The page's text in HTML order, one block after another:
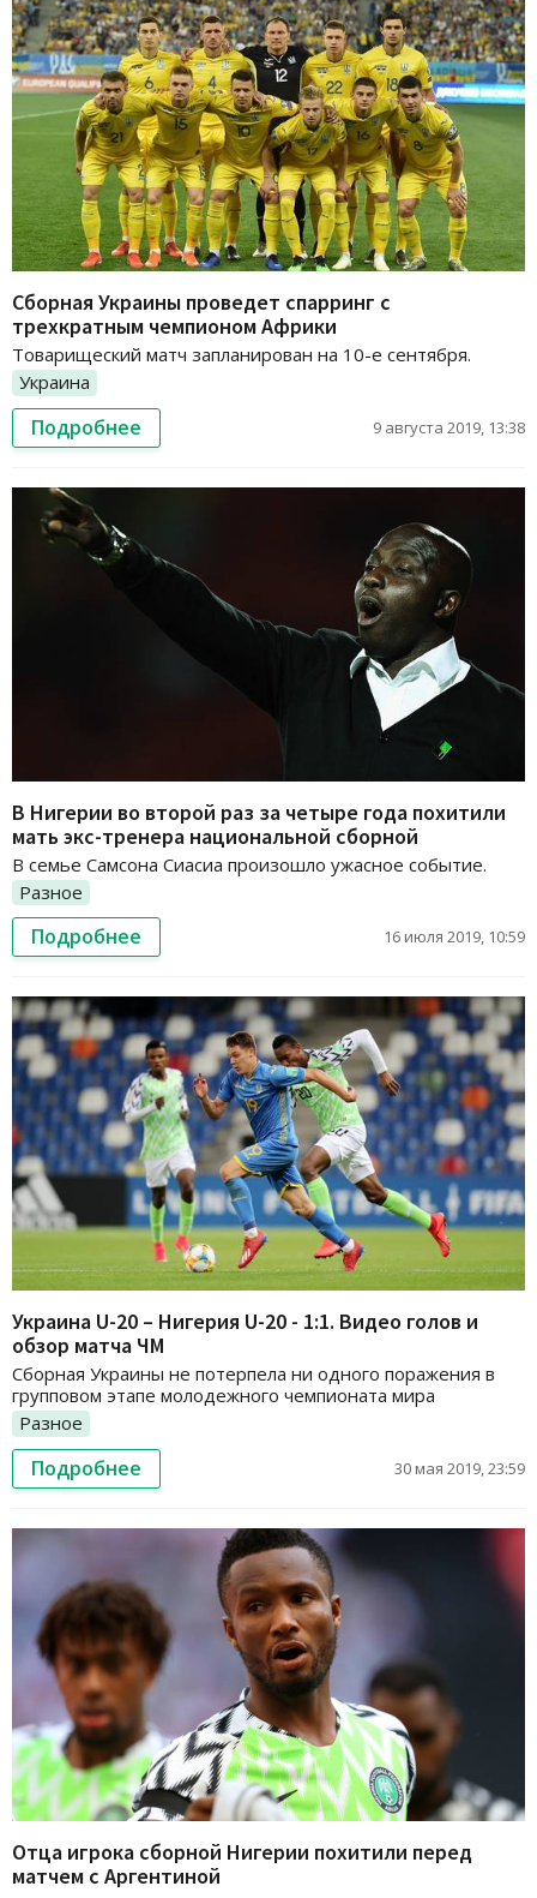
Cборная Украины проведет спарринг с
трехкратным чемпионом Африки
Товарищеский матч запланирован на 10-е сентября.
Украина
Подробнее 9 августа 2019, 13:38
В Нигерии во второй раз за четыре года похитили
мать экс-тренера национальной сборной
В семье Самсона Сиасиа произошло ужасное событие.
Разное
Подробнее 16 июля 2019, 10:59
Украина U-20 – Нигерия U-20 - 1:1. Видео голов и
обзор матча ЧМ
Сборная Украины не потерпела ни одного поражения в
групповом этапе молодежного чемпионата мира
Разное
Подробнее 30 мая 2019, 23:59
Отца игрока сборной Нигерии похитили перед
матчем с Аргентиной